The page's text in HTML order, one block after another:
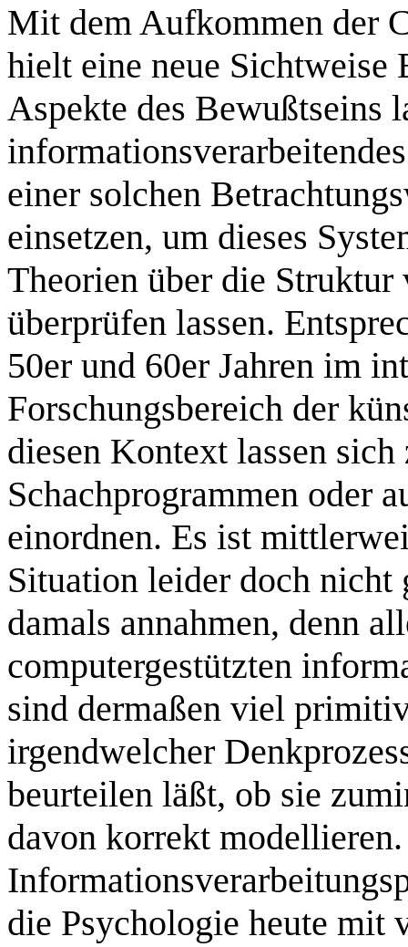
Mit dem Aufkommen der
hielt eine neue
Aspekte des Bewußtseins
einer solchen
einsetzen, um dieses
Theorien über die
überprüfen lassen.
50er und 60er Jahren im
Forschungsbereich der
diesen Kontext lassen
Schachprogrammen oder
einordnen. Es ist
Situation leider doch
damals annahmen, denn
computergestützten
sind dermaßen viel
irgendwelcher
beurteilen läßt, ob sie
davon korrekt
die Psychologie heute mit